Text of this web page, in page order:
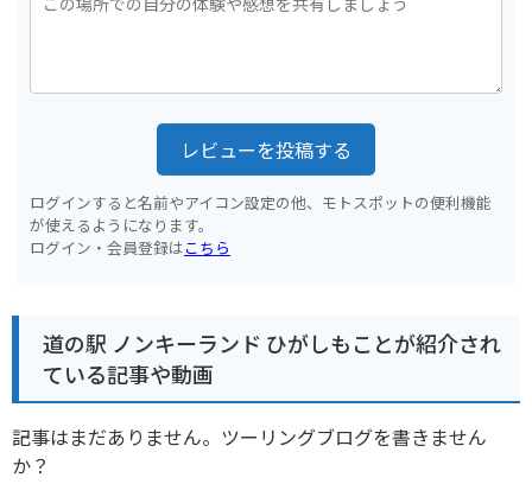
レビューを投稿する
ログインすると名前やアイコン設定の他、モトスポットの便利機能
が使えるようになります。
ログイン・会員登録はこちら
道の駅 ノンキーランド ひがしもことが紹介され
ている記事や動画
記事はまだありません。ツーリングブログを書きません
か？